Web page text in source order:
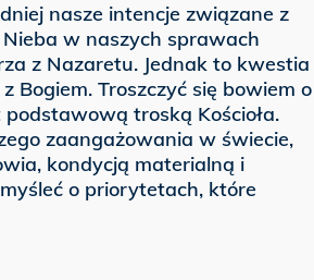
nasze intencje związane z
w naszych sprawach
z Nazaretu. Jednak to kwestia
Bogiem. Troszczyć się bowiem o
troską Kościoła.
zaangażowania w świecie,
kondycją materialną i
o priorytetach, które